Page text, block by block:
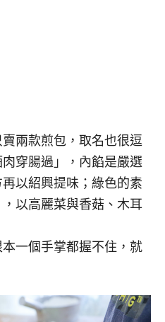
賣兩款煎包，取名也很逗
穿腸過」，內餡是嚴選
以紹興提味；綠色的素
以高麗菜與香菇、木耳
一個手掌都握不住，就